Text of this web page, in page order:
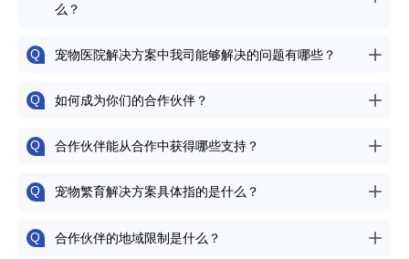
么？
Q 宠物医院解决方案中我司能够解决的问题有哪些？
Q 如何成为你们的合作伙伴？
Q 合作伙伴能从合作中获得哪些支持？
Q 宠物繁育解决方案具体指的是什么？
Q 合作伙伴的地域限制是什么？